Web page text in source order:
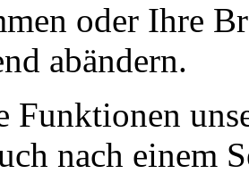
oder Ihre
abändern.
Funktionen
nach einem